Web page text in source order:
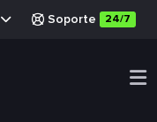
Soporte 24/7